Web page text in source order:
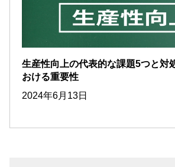
生産性向上の代表的な課題5つと対
おける重要性
2024年6月13日